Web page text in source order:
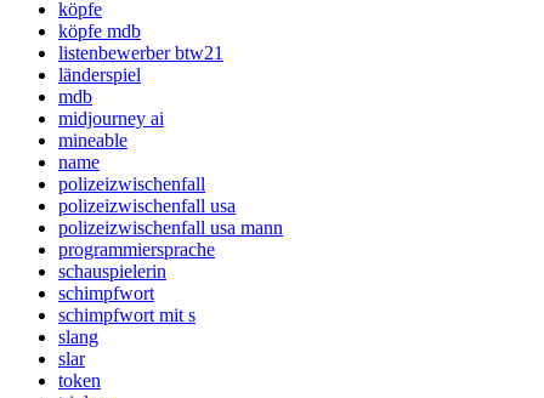
köpfe
köpfe mdb
listenbewerber btw21
länderspiel
mdb
midjourney ai
mineable
name
polizeizwischenfall
polizeizwischenfall usa
polizeizwischenfall usa mann
programmiersprache
schauspielerin
schimpfwort
schimpfwort mit s
slang
slar
token